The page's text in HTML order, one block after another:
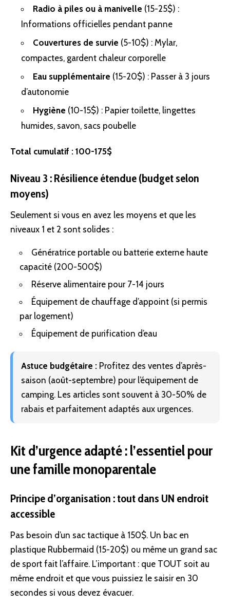
Radio à piles ou à manivelle (15-25$) :
Informations officielles pendant panne
Couvertures de survie (5-10$) : Mylar,
compactes, gardent chaleur corporelle
Eau supplémentaire (15-20$) : Passer à 3 jours
d’autonomie
Hygiène (10-15$) : Papier toilette, lingettes
humides, savon, sacs poubelle
Total cumulatif : 100-175$
Niveau 3 : Résilience étendue (budget selon
moyens)
Seulement si vous en avez les moyens et que les
niveaux 1 et 2 sont solides :
Génératrice portable ou batterie externe haute
capacité (200-500$)
Réserve alimentaire pour 7-14 jours
Équipement de chauffage d’appoint (si permis
par logement)
Équipement de purification d’eau
Astuce budgétaire : Profitez des ventes d’après-
saison (août-septembre) pour l’équipement de
camping. Les articles sont souvent à 30-50% de
rabais et parfaitement adaptés aux urgences.
Kit d’urgence adapté : l’essentiel pour
une famille monoparentale
Principe d’organisation : tout dans UN endroit
accessible
Pas besoin d’un sac tactique à 150$. Un bac en
plastique Rubbermaid (15-20$) ou même un grand sac
de sport fait l’affaire. L’important : que TOUT soit au
même endroit et que vous puissiez le saisir en 30
secondes si vous devez évacuer.